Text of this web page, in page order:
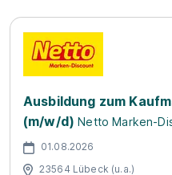
Ausbildung zum
(m/w/d) Netto Marken-
01.08.2026
23564 Lübeck (u.a.)